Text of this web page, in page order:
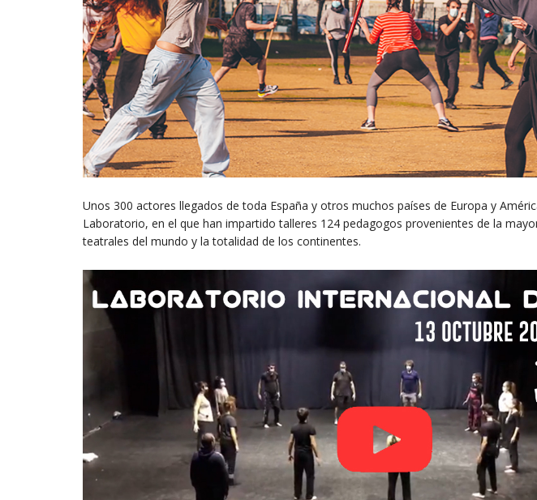
Unos 300 actores llegados de toda España y otros muchos países de Europa y
Laboratorio, en el que han impartido talleres 124 pedagogos provenientes de la
teatrales del mundo y la totalidad de los continentes.